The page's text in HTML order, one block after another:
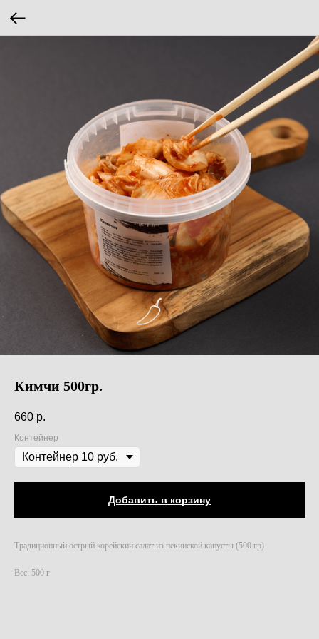
Кимчи 500гр.
660 р.
Контейнер
Добавить в корзину
Традиционный острый корейский салат из пекинской капусты (500 гр)
Вес: 500 г